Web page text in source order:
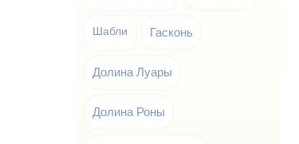
Шабли Гасконь
Долина Луары
Долина Роны